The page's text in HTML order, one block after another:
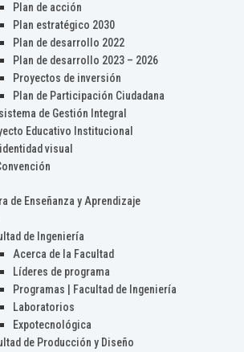
Plan de acción
Plan estratégico 2030
Plan de desarrollo 2022
Plan de desarrollo 2023 – 2026
Proyectos de inversión
Plan de Participación Ciudadana
de Gestión Integral
Educativo Institucional
visual
de Enseñanza y Aprendizaje
de Ingeniería
Acerca de la Facultad
Líderes de programa
Programas | Facultad de Ingeniería
Laboratorios
Expotecnológica
de Producción y Diseño